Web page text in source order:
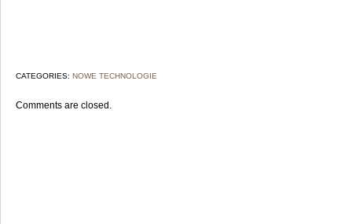
CATEGORIES: NOWE TECHNOLOGIE
Comments are closed.